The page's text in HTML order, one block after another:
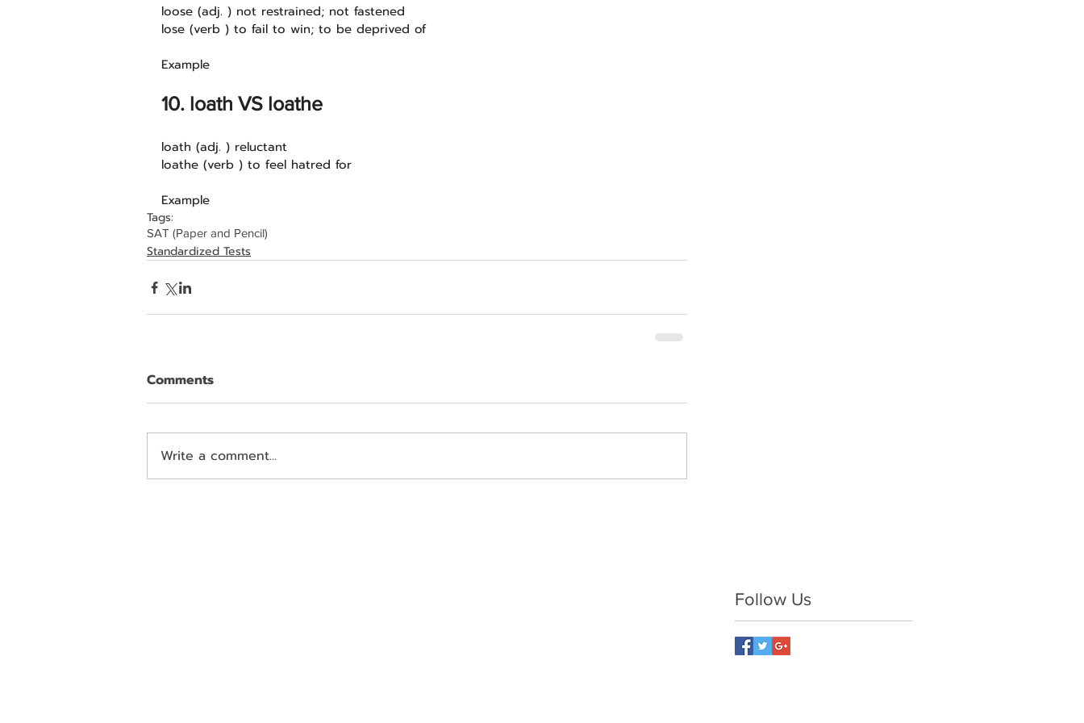
loose (adj. ) not restrained; not fastened
lose (verb ) to fail to win; to be deprived of
Example
10. loath VS loathe
loath (adj. ) reluctant
loathe (verb ) to feel hatred for
Example
Tags:
SAT (Paper and Pencil)
Standardized Tests
Comments
Write a comment...
Follow Us